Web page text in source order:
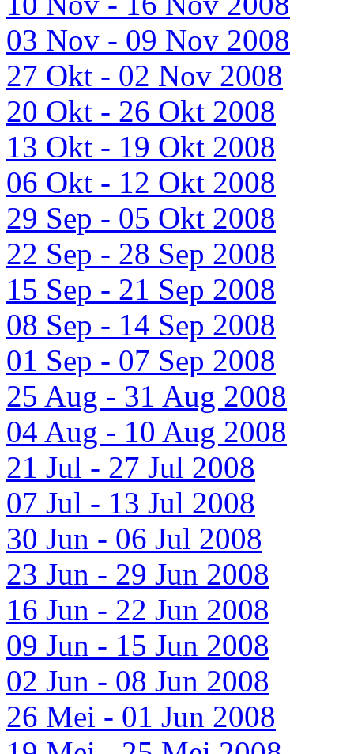
03 Nov - 09 Nov 2008
27 Okt - 02 Nov 2008
20 Okt - 26 Okt 2008
13 Okt - 19 Okt 2008
06 Okt - 12 Okt 2008
29 Sep - 05 Okt 2008
22 Sep - 28 Sep 2008
15 Sep - 21 Sep 2008
08 Sep - 14 Sep 2008
01 Sep - 07 Sep 2008
25 Aug - 31 Aug 2008
04 Aug - 10 Aug 2008
21 Jul - 27 Jul 2008
07 Jul - 13 Jul 2008
30 Jun - 06 Jul 2008
23 Jun - 29 Jun 2008
16 Jun - 22 Jun 2008
09 Jun - 15 Jun 2008
02 Jun - 08 Jun 2008
26 Mei - 01 Jun 2008